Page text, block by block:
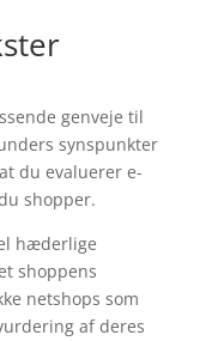
genveje til
synspunkter
du evaluerer e-
shopper.
hæderlige
shoppens
netshops som
af deres